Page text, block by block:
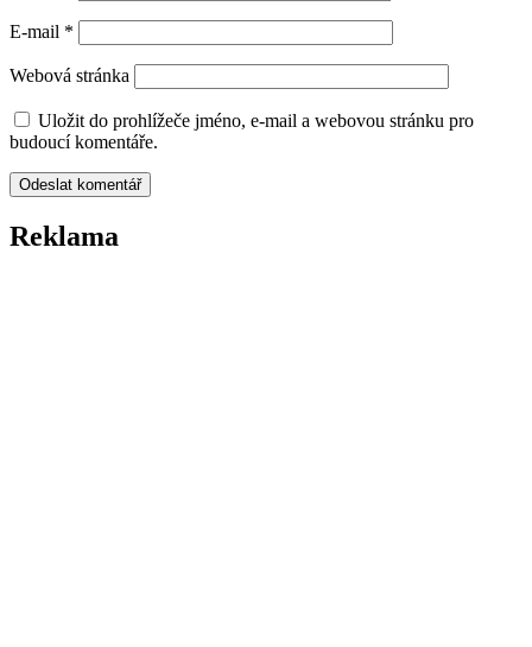
E-mail *
Webová stránka
Uložit do prohlížeče jméno, e-mail a webovou stránku pro
budoucí komentáře.
Reklama